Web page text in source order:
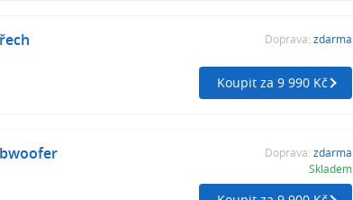
Doprava: zdarma
Koupit za 9 990 Kč
Doprava: zdarma
Skladem